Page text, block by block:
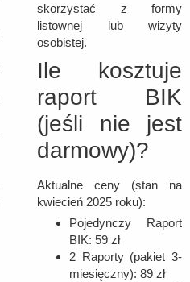
skorzystać z formy
listownej lub wizyty
osobistej.
Ile kosztuje
raport BIK
(jeśli nie jest
darmowy)?
Aktualne ceny (stan na
kwiecień 2025 roku):
Pojedynczy Raport
BIK: 59 zł
2 Raporty (pakiet 3-
miesięczny): 89 zł